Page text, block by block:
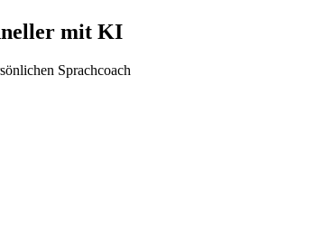
mit KI
Sprachcoach